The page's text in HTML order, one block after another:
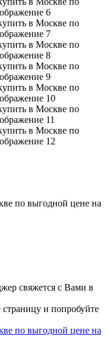
свяжется с Вами в
и попробуйте